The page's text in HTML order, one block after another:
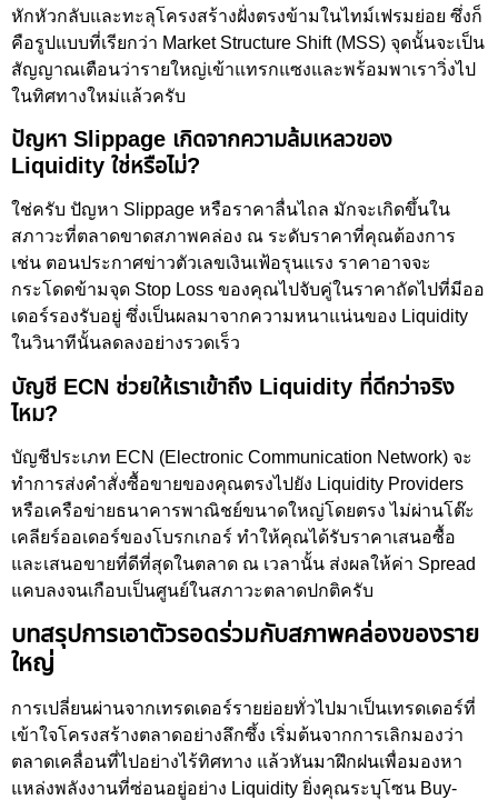
หักหัวกลับและทะลุโครงสร้างฝั่งตรงข้ามในไทม์เฟรมย่อย ซึ่งก็
คือรูปแบบที่เรียกว่า Market Structure Shift (MSS) จุดนั้นจะเป็น
สัญญาณเตือนว่ารายใหญ่เข้าแทรกแซงและพร้อมพาเราวิ่งไป
ในทิศทางใหม่แล้วครับ
ปัญหา Slippage เกิดจากความล้มเหลวของ
Liquidity ใช่หรือไม่?
ใช่ครับ ปัญหา Slippage หรือราคาลื่นไถล มักจะเกิดขึ้นใน
สภาวะที่ตลาดขาดสภาพคล่อง ณ ระดับราคาที่คุณต้องการ
เช่น ตอนประกาศข่าวตัวเลขเงินเฟ้อรุนแรง ราคาอาจจะ
กระโดดข้ามจุด Stop Loss ของคุณไปจับคู่ในราคาถัดไปที่มีออ
เดอร์รองรับอยู่ ซึ่งเป็นผลมาจากความหนาแน่นของ Liquidity
ในวินาทีนั้นลดลงอย่างรวดเร็ว
บัญชี ECN ช่วยให้เราเข้าถึง Liquidity ที่ดีกว่าจริง
ไหม?
บัญชีประเภท ECN (Electronic Communication Network) จะ
ทำการส่งคำสั่งซื้อขายของคุณตรงไปยัง Liquidity Providers
หรือเครือข่ายธนาคารพาณิชย์ขนาดใหญ่โดยตรง ไม่ผ่านโต๊ะ
เคลียร์ออเดอร์ของโบรกเกอร์ ทำให้คุณได้รับราคาเสนอซื้อ
และเสนอขายที่ดีที่สุดในตลาด ณ เวลานั้น ส่งผลให้ค่า Spread
แคบลงจนเกือบเป็นศูนย์ในสภาวะตลาดปกติครับ
บทสรุปการเอาตัวรอดร่วมกับสภาพคล่องของราย
ใหญ่
การเปลี่ยนผ่านจากเทรดเดอร์รายย่อยทั่วไปมาเป็นเทรดเดอร์ที่
เข้าใจโครงสร้างตลาดอย่างลึกซึ้ง เริ่มต้นจากการเลิกมองว่า
ตลาดเคลื่อนที่ไปอย่างไร้ทิศทาง แล้วหันมาฝึกฝนเพื่อมองหา
แหล่งพลังงานที่ซ่อนอยู่อย่าง Liquidity ยิ่งคุณระบุโซน Buy-